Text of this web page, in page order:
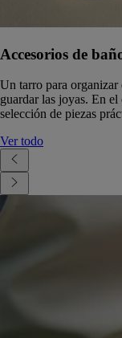
Accesorios de
Un tarro para organizar
guardar las joyas. En el
selección de piezas
Ver todo